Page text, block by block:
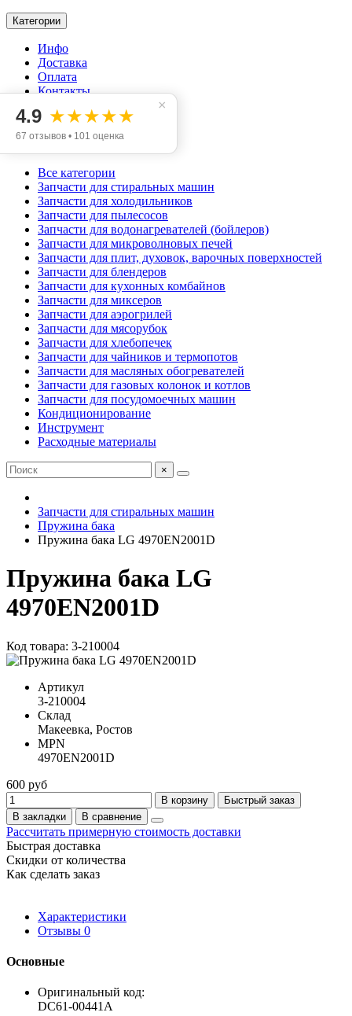
Категории
Инфо
Доставка
Оплата
Контакты
Акции
Все категории
Запчасти для стиральных машин
Запчасти для холодильников
Запчасти для пылесосов
Запчасти для водонагревателей (бойлеров)
Запчасти для микроволновых печей
Запчасти для плит, духовок, варочных поверхностей
Запчасти для блендеров
Запчасти для кухонных комбайнов
Запчасти для миксеров
Запчасти для аэрогрилей
Запчасти для мясорубок
Запчасти для хлебопечек
Запчасти для чайников и термопотов
Запчасти для масляных обогревателей
Запчасти для газовых колонок и котлов
Запчасти для посудомоечных машин
Кондиционирование
Инструмент
Расходные материалы
×
Запчасти для стиральных машин
Пружина бака
Пружина бака LG 4970EN2001D
Пружина бака LG
4970EN2001D
Код товара: 3-210004
Артикул
3-210004
Склад
Макеевка, Ростов
MPN
4970EN2001D
600 руб
В корзину
Быстрый заказ
В закладки
В сравнение
Рассчитать примерную стоимость доставки
Быстрая доставка
Скидки от количества
Как сделать заказ
Характеристики
Отзывы 0
Основные
Оригинальный код:
DC61-00441A
×
4.9 ★★★★★
67 отзывов • 101 оценка